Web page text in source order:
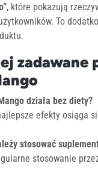
, które pokazują
To
zadawane
działa bez diety?
efekty osiąga
stosować
stosowanie